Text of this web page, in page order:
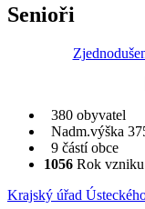
Senioři
380 obyvatel
Nadm.výška
9 částí obce
1056 Rok vzniku
Krajský úřad